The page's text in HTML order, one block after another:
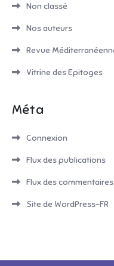
Non classé
Nos auteurs
Revue
Vitrine des Epitoges
Méta
Connexion
Flux des publications
Flux des commentaires
Site de WordPress-FR